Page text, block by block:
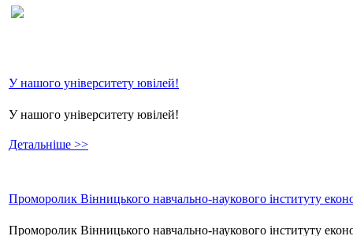
У нашого університету ювілей!
У нашого університету ювілей!
Детальніше >>
Проморолик Вінницького навчально-наукового інституту
Проморолик Вінницького навчально-наукового інституту